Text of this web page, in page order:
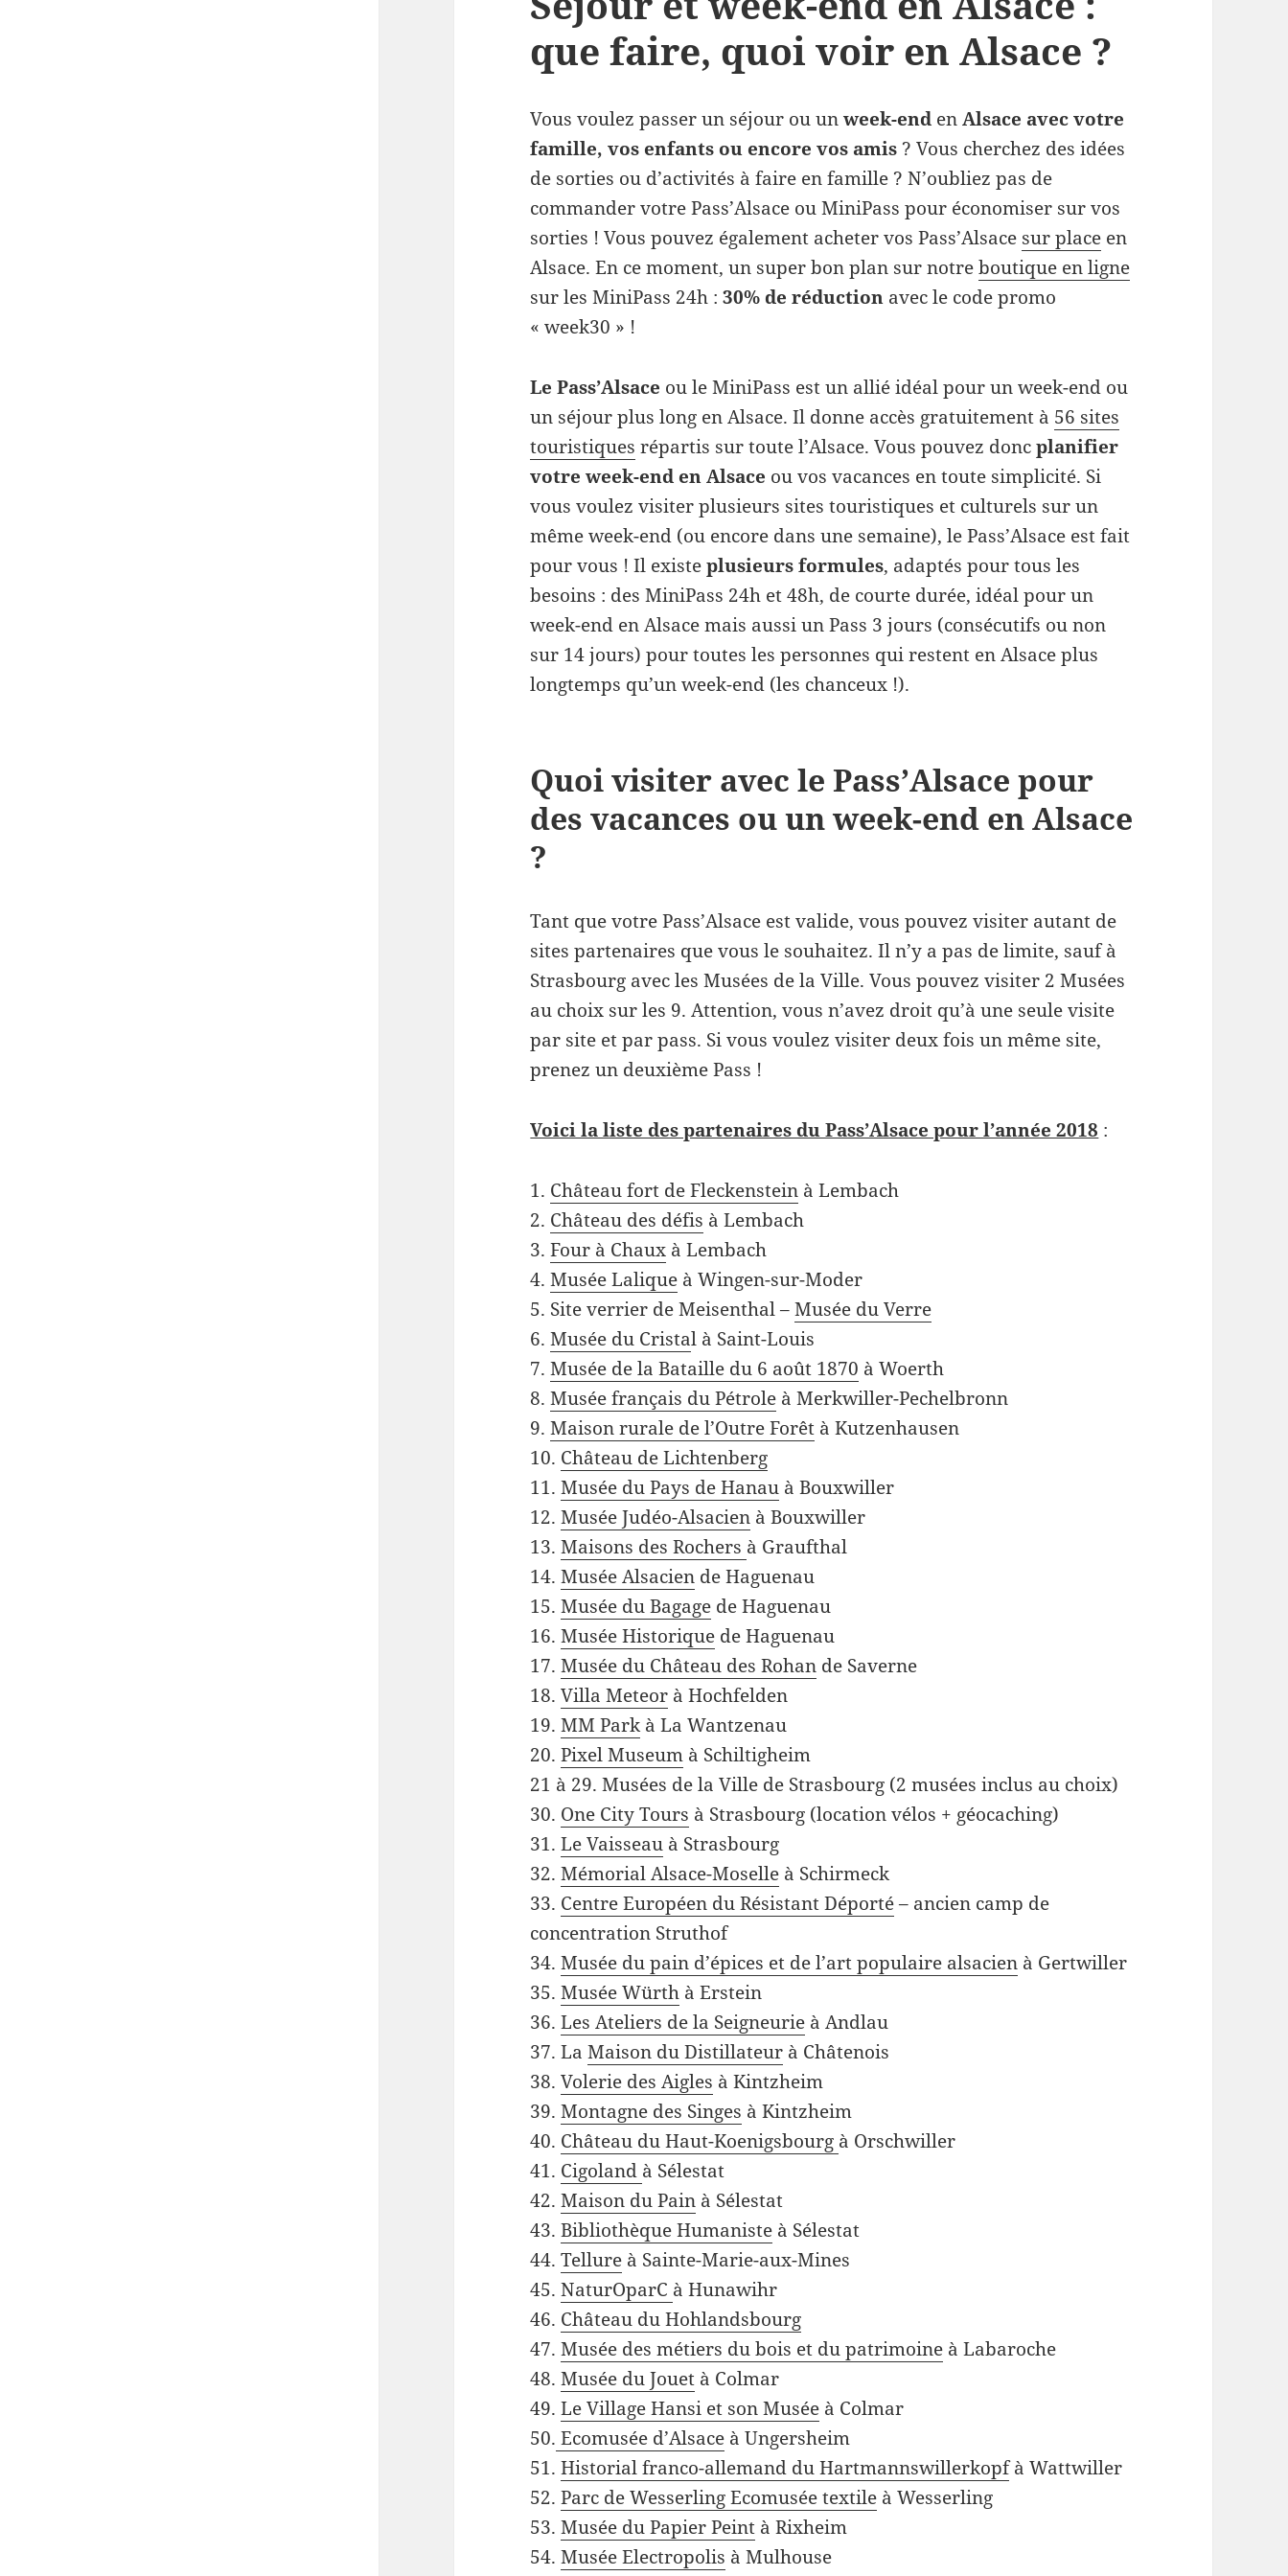
que faire, quoi voir en Alsace ?
Vous voulez passer un séjour ou unweek-end enAlsace avec votre
famille, vos enfants ou encore vos amis ? Vous cherchez des idées
de sorties ou d’activités à faire en famille ? N’oubliez pas de
commander votre Pass’Alsace ou MiniPass pour économiser sur vos
sorties ! Vous pouvez également acheter vos Pass’Alsace sur place en
Alsace. En ce moment, un super bon plan sur notreboutique en ligne
sur les MiniPass 24h :30% de réduction avec le code promo
« week30 » !
Le Pass’Alsace ou le MiniPass est un allié idéal pour un week-end ou
un séjour plus long en Alsace. Il donne accès gratuitement à 56 sites
touristiques répartis sur toute l’Alsace. Vous pouvez doncplanifier
votre week-end en Alsace ou vos vacances en toute simplicité. Si
vous voulez visiter plusieurs sites touristiques et culturels sur un
même week-end (ou encore dans une semaine), le Pass’Alsace est fait
pour vous ! Il existeplusieurs formules, adaptés pour tous les
besoins : des MiniPass 24h et 48h, de courte durée, idéal pour un
week-end en Alsace mais aussi un Pass 3 jours (consécutifs ou non
sur 14 jours) pour toutes les personnes qui restent en Alsace plus
longtemps qu’un week-end (les chanceux !).
Quoi visiter avec le Pass’Alsace pour
des vacances ou un week-end en Alsace
?
Tant que votre Pass’Alsace est valide, vous pouvez visiter autant de
sites partenaires que vous le souhaitez. Il n’y a pas de limite, sauf à
Strasbourg avec les Musées de la Ville. Vous pouvez visiter 2 Musées
au choix sur les 9. Attention, vous n’avez droit qu’à une seule visite
par site et par pass. Si vous voulez visiter deux fois un même site,
prenez un deuxième Pass !
Voici la liste des partenaires du Pass’Alsace pour l’année 2018 :
1. Château fort de Fleckenstein à Lembach
2. Château des défis à Lembach
3.Four à Chaux à Lembach
4.Musée Lalique à Wingen-sur-Moder
5. Site verrier de Meisenthal –Musée du Verre
6.Musée du Cristal à Saint-Louis
7.Musée de la Bataille du 6 août 1870 à Woerth
8.Musée français du Pétrole à Merkwiller-Pechelbronn
9.Maison rurale de l’Outre Forêt à Kutzenhausen
10. Château de Lichtenberg
11.Musée du Pays de Hanau à Bouxwiller
12.Musée Judéo-Alsacien à Bouxwiller
13.Maisons des Rochers à Graufthal
14.Musée Alsacien de Haguenau
15.Musée du Bagage de Haguenau
16.Musée Historique de Haguenau
17.Musée du Château des Rohan de Saverne
18.Villa Meteor à Hochfelden
19.MM Park à La Wantzenau
20.Pixel Museum à Schiltigheim
21 à 29. Musées de la Ville de Strasbourg (2 musées inclus au choix)
30. One City Tours à Strasbourg (location vélos + géocaching)
31.Le Vaisseau à Strasbourg
32.Mémorial Alsace-Moselle à Schirmeck
33. Centre Européen du Résistant Déporté– ancien camp de
concentration Struthof
34.Musée du pain d’épices et de l’art populaire alsacien à Gertwiller
35.Musée Würth à Erstein
36.Les Ateliers de la Seigneurie à Andlau
37. LaMaison du Distillateur à Châtenois
38.Volerie des Aigles à Kintzheim
39.Montagne des Singes à Kintzheim
40. Château du Haut-Koenigsbourg à Orschwiller
41. Cigoland à Sélestat
42.Maison du Pain à Sélestat
43.Bibliothèque Humaniste à Sélestat
44.Tellure à Sainte-Marie-aux-Mines
45.NaturOparC à Hunawihr
46. Château du Hohlandsbourg
47.Musée des métiers du bois et du patrimoine à Labaroche
48.Musée du Jouet à Colmar
49.Le Village Hansi et son Musée à Colmar
50. Ecomusée d’Alsace à Ungersheim
51.Historial franco-allemand du Hartmannswillerkopfà Wattwiller
52.Parc de Wesserling Ecomusée textile à Wesserling
53.Musée du Papier Peint à Rixheim
54.Musée Electropolis à Mulhouse